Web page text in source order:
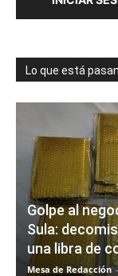
Lo que está
Golpe al
Sula:
una libra de
Mesa de Redacción -